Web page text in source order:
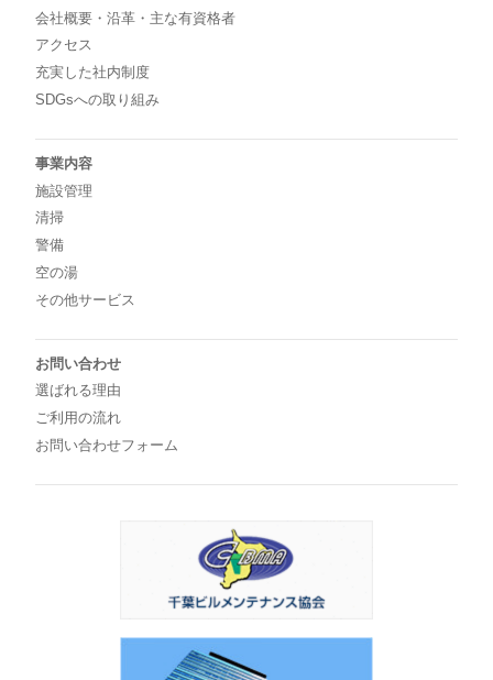
会社概要・沿革・主な有資格者
アクセス
充実した社内制度
SDGsへの取り組み
事業内容
施設管理
清掃
警備
空の湯
その他サービス
お問い合わせ
選ばれる理由
ご利用の流れ
お問い合わせフォーム